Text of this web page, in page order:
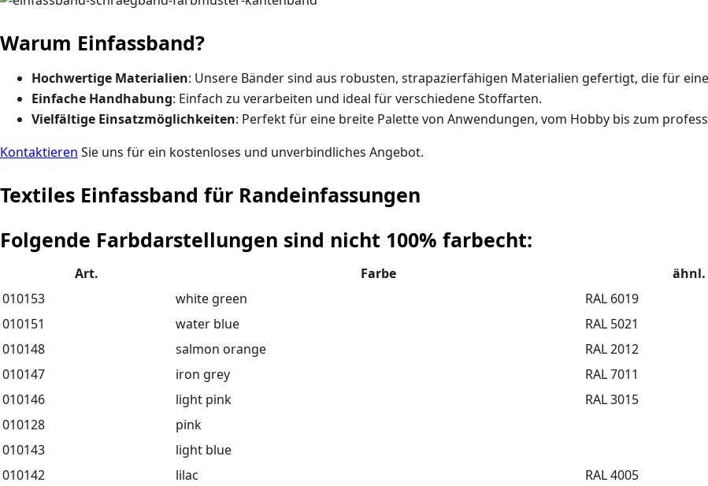
Warum Einfassband?
Hochwertige Materialien: Unsere Bänder sind aus robusten, strapazierfähigen Materialien gefertigt, die für
Einfache Handhabung: Einfach zu verarbeiten und ideal für verschiedene Stoffarten.
Vielfältige Einsatzmöglichkeiten: Perfekt für eine breite Palette von Anwendungen, vom Hobby bis zum
Kontaktieren Sie uns für ein kostenloses und unverbindliches Angebot.
Textiles Einfassband für Randeinfassungen
Folgende Farbdarstellungen sind nicht 100% farbecht:
Art. Farbe ähnl.
010153
white green RAL 6019
010151
water blue RAL 5021
010148
salmon orange RAL 2012
010147
iron grey RAL 7011
010146
light pink RAL 3015
010128
pink
010143
light blue
010142
lilac RAL 4005